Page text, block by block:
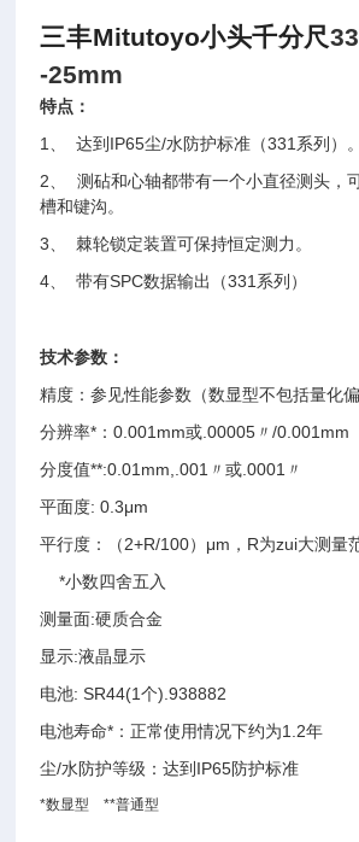
三丰Mitutoyo小头千分尺
-25mm
特点：
1
、 达到IP65尘/水防护标准（331系列）。
2 、 测砧和心轴都带有一个小直径测头，
槽和键沟。
3 、 棘轮锁定装置可保持恒定测力。
4 、 带有SPC数据输出（331系列）
技术参数：
精度：参见性能参数（数显型不包括量化偏
分辨率*：0.001mm或.00005〃/0.001mm
分度值**:0.01mm,.001〃或.0001〃
平面度: 0.3μm
平行度：（2+R/100）μm，R为zui大测量
*小数四舍五入
测量面:硬质合金
显示:液晶显示
电池: SR44(1个).938882
电池寿命*：正常使用情况下约为1.2年
尘/水防护等级：达到IP65防护标准
*数显型 **普通型